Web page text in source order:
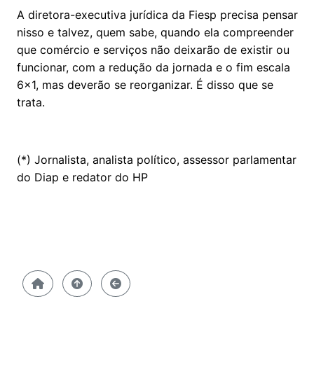
A diretora-executiva jurídica da Fiesp precisa pensar
nisso e talvez, quem sabe, quando ela compreender
que comércio e serviços não deixarão de existir ou
funcionar, com a redução da jornada e o fim escala
6x1, mas deverão se reorganizar. É disso que se
trata.
(*) Jornalista, analista político, assessor parlamentar
do Diap e redator do HP